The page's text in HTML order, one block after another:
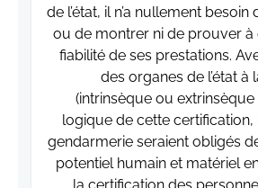
de l’état, il n’a nullement
ou de montrer ni de prouver à
fiabilité de ses prestations.
des organes de l’état à
(intrinsèque ou extrinsèque
logique de cette certification,
gendarmerie seraient obligés
potentiel humain et matériel